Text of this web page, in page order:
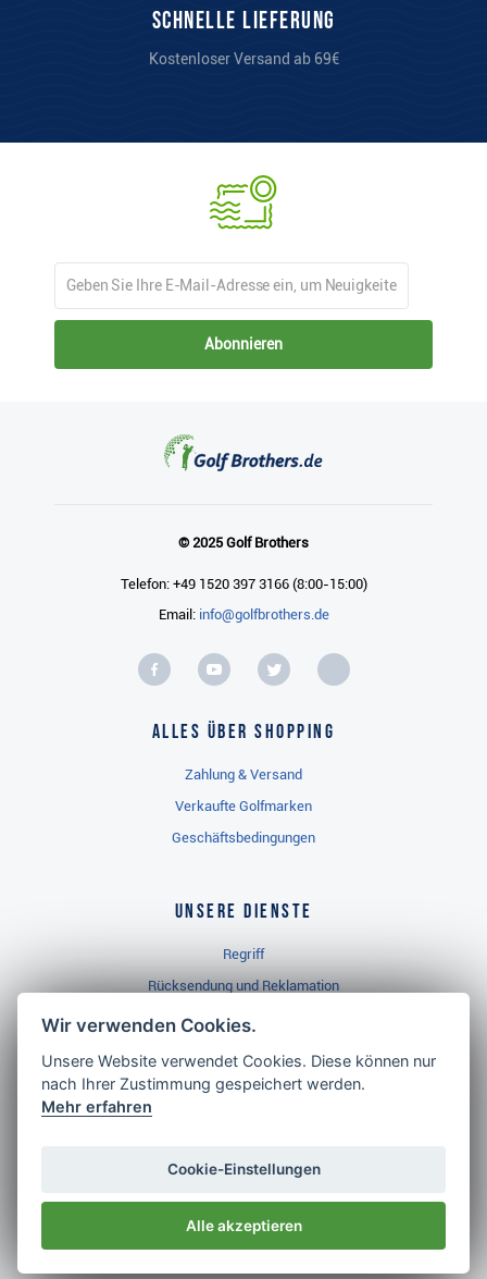
Schnelle Lieferung
Kostenloser Versand ab 69€
Abonnieren
© 2025 Golf Brothers
Telefon: +49 1520 397 3166 (8:00-15:00)
Email: info@golfbrothers.de
Alles über Shopping
Zahlung & Versand
Verkaufte Golfmarken
Geschäftsbedingungen
Unsere Dienste
Regriff
Rücksendung und Reklamation
Widerrufsbelehrung
Golf Brothers.de
Neuheiten
Impressum
Wir verwenden Cookies.
Unsere Website verwendet Cookies. Diese können nur
nach Ihrer Zustimmung gespeichert werden.
Mehr erfahren
Cookie-Einstellungen
Alle akzeptieren